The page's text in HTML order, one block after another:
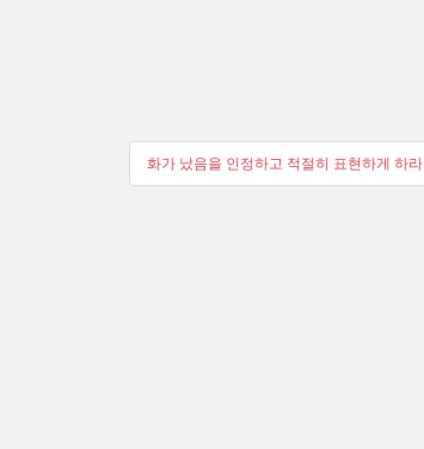
화가 났음을 인정하고 적절히 표현하게 하라